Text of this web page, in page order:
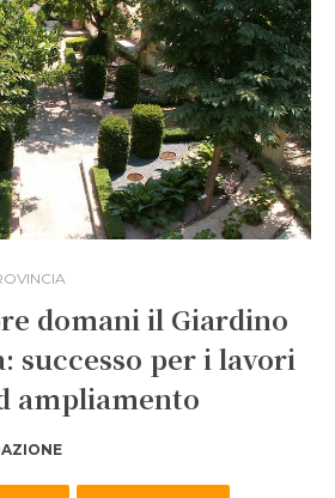
domani il Giardino
successo per i lavori
ampliamento